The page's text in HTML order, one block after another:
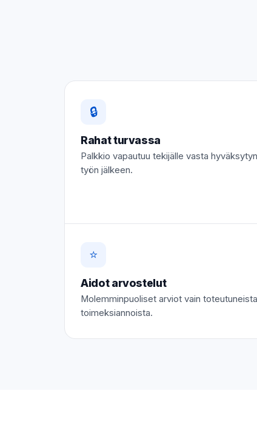
🔒
Rahat turvassa
Palkkio vapautuu tekijälle vasta hyväksytyn
työn jälkeen.
⭐
Aidot arvostelut
Molemminpuoliset arviot vain toteutuneista
toimeksiannoista.